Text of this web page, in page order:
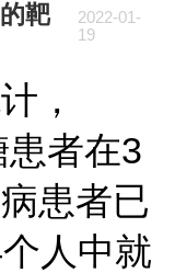
靶
2022-01-
19
，
者在3
患者已
人中就